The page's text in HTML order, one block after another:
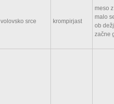
volovsko srce krompirjast
meso
malo
ob
začne